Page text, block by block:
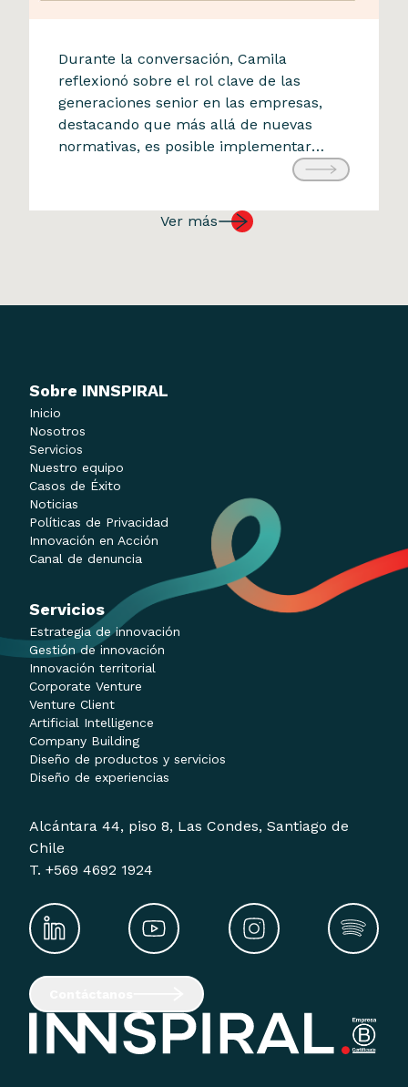
Diario Financiero
Camila Mohr participó en
encuentro #SomosFinancieras
sobre retención de talento 50+
17 de julio de 2025
Durante la conversación, Camila
reflexionó sobre el rol clave de las
generaciones senior en las empresas,
destacando que más allá de nuevas
normativas, es posible implementar
estrategias que reconozcan su aporte en
organizacional, el propósito y la
experiencia acumulada. El encuentro
Ver más
Sobre INNSPIRAL
Inicio
Nosotros
Servicios
Nuestro equipo
Casos de Éxito
Noticias
Políticas de Privacidad
Innovación en Acción
Canal de denuncia
Servicios
Estrategia de innovación
Gestión de innovación
Innovación territorial
Corporate Venture
Venture Client
Artificial Intelligence
Company Building
Diseño de productos y servicios
Diseño de experiencias
Alcántara 44, piso 8, Las Condes, Santiago de
Chile
T. +569 4692 1924